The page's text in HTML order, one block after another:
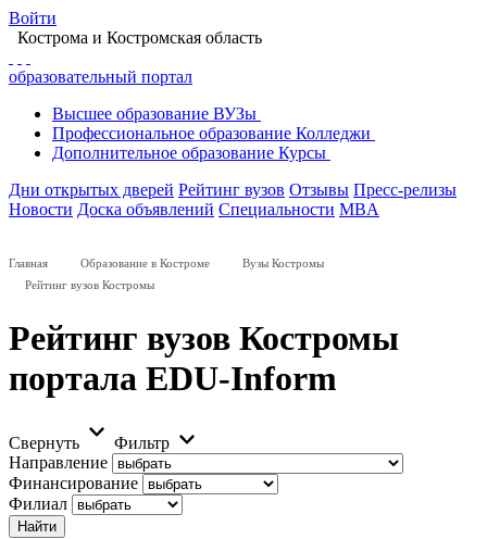
Войти
Кострома и Костромская область
образовательный портал
Высшее образование ВУЗы
Профессиональное образование Колледжи
Дополнительное образование Курсы
Дни открытых дверей Рейтинг вузов Отзывы Пресс-релизы
Новости Доска объявлений Специальности MBA
Главная Образование в Костроме
Вузы Костромы
Рейтинг вузов Костромы
Рейтинг вузов Костромы
портала EDU-Inform
Свернуть
Фильтр
Направление
Финансирование
Филиал